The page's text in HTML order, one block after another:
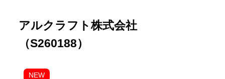
アルクラフト株式会社
（S260188）
NEW